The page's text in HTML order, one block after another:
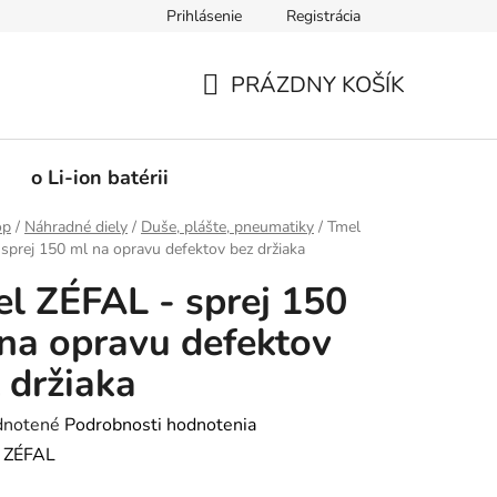
Prihlásenie Registrácia
PRÁZDNY KOŠÍK
o Li-ion batérii
/ Náhradné diely / Duše, plášte, pneumatiky / Tmel
150 ml na opravu defektov bez držiaka
ZÉFAL - sprej 150
opravu defektov
držiaka
Podrobnosti hodnotenia
ZÉFAL